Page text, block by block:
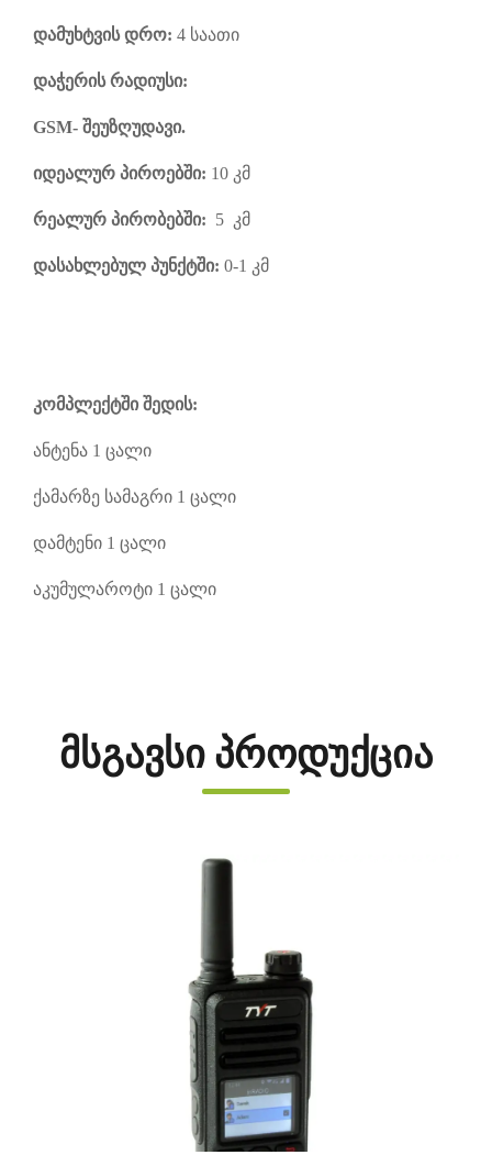
დამუხტვის დრო: 4 საათი
დაჭერის რადიუსი:
GSM- შეუზღუდავი.
იდეალურ პიროებში: 10 კმ
რეალურ პირობებში: 5 კმ
დასახლებულ პუნქტში: 0-1 კმ
კომპლექტში შედის:
ანტენა 1 ცალი
ქამარზე სამაგრი 1 ცალი
დამტენი 1 ცალი
აკუმულაროტი 1 ცალი
მსგავსი პროდუქცია